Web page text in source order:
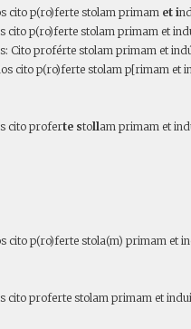
cito p(ro)ferte stolam primam et i
cito p(ro)ferte stolam primam et
Cito proférte stolam primam et
cito p(ro)ferte stolam p[rimam et
cito proferte stollam primam et
cito p(ro)ferte stola(m) primam et
cito proferte stolam primam et